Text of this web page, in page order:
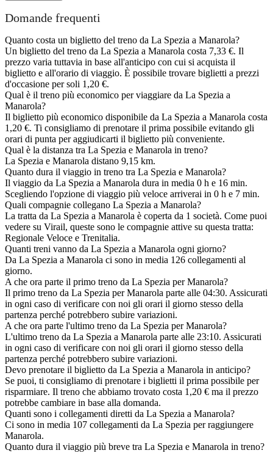
Domande frequenti
Quanto costa un biglietto del treno da La Spezia a Manarola?
Un biglietto del treno da La Spezia a Manarola costa 7,33 €. Il
prezzo varia tuttavia in base all'anticipo con cui si acquista il
biglietto e all'orario di viaggio. È possibile trovare biglietti a prezzi
d'occasione per soli 1,20 €.
Qual è il treno più economico per viaggiare da La Spezia a
Manarola?
Il biglietto più economico disponibile da La Spezia a Manarola costa
1,20 €. Ti consigliamo di prenotare il prima possibile evitando gli
orari di punta per aggiudicarti il biglietto più conveniente.
Qual è la distanza tra La Spezia e Manarola in treno?
La Spezia e Manarola distano 9,15 km.
Quanto dura il viaggio in treno tra La Spezia e Manarola?
Il viaggio da La Spezia a Manarola dura in media 0 h e 16 min.
Scegliendo l'opzione di viaggio più veloce arriverai in 0 h e 7 min.
Quali compagnie collegano La Spezia a Manarola?
La tratta da La Spezia a Manarola è coperta da 1 società. Come puoi
vedere su Virail, queste sono le compagnie attive su questa tratta:
Regionale Veloce e Trenitalia.
Quanti treni vanno da La Spezia a Manarola ogni giorno?
Da La Spezia a Manarola ci sono in media 126 collegamenti al
giorno.
A che ora parte il primo treno da La Spezia per Manarola?
Il primo treno da La Spezia per Manarola parte alle 04:30. Assicurati
in ogni caso di verificare con noi gli orari il giorno stesso della
partenza perché potrebbero subire variazioni.
A che ora parte l'ultimo treno da La Spezia per Manarola?
L'ultimo treno da La Spezia a Manarola parte alle 23:10. Assicurati
in ogni caso di verificare con noi gli orari il giorno stesso della
partenza perché potrebbero subire variazioni.
Devo prenotare il biglietto da La Spezia a Manarola in anticipo?
Se puoi, ti consigliamo di prenotare i biglietti il prima possibile per
risparmiare. Il treno che abbiamo trovato costa 1,20 € ma il prezzo
potrebbe cambiare in base alla domanda.
Quanti sono i collegamenti diretti da La Spezia a Manarola?
Ci sono in media 107 collegamenti da La Spezia per raggiungere
Manarola.
Quanto dura il viaggio più breve tra La Spezia e Manarola in treno?